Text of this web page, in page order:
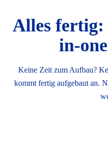
Alles fertig:
in-
Keine Zeit zum Aufbau?
kommt fertig aufgebaut an.